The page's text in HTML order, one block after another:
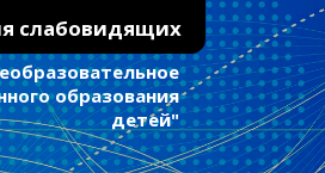
слабовидящих
образования
детей"